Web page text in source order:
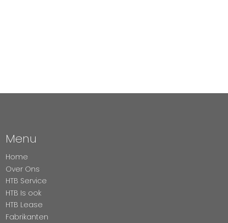
Menu
Home
Over Ons
HTB Service
HTB Is ook
HTB Lease
Fabrikanten